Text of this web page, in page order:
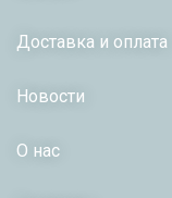
Доставка и оплата
Новости
О нас